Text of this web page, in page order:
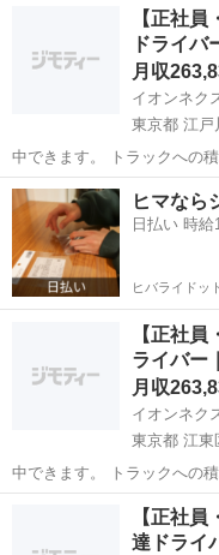
物流
【正社
ドライバ
月収
イオンネク
東京都 江戸
中できます。 トラックへの
作業は他のメン…
東京 江戸川区 物流
ヒマなら
日払い 時給
ヒバライドッ
【正社
ライバー
月収
イオンネク
東京都 江東
中できます。 トラックへの
作業は他のメン…
物流
【正社
達ドライ